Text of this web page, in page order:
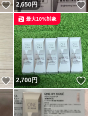
いいね！
2,650円
いいね！
2,700円
最大10%対象